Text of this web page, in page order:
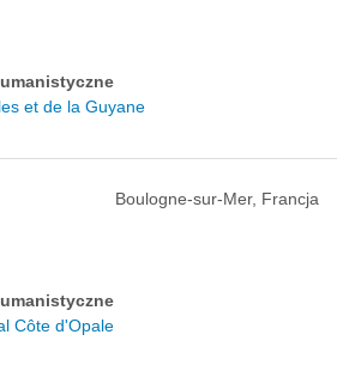
et de la Guyane
Boulogne-sur-Mer, Francja
Côte d'Opale